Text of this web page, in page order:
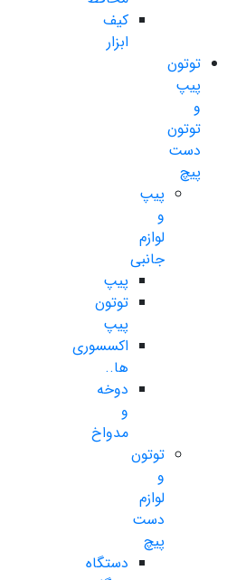
کیف
ابزار
توتون
پیپ
و
توتون
دست
پیچ
پیپ
و
لوازم
جانبی
پیپ
توتون
پیپ
اکسسوری
ها..
دوخه
و
مدواخ
توتون
و
لوازم
دست
پیچ
دستگاه